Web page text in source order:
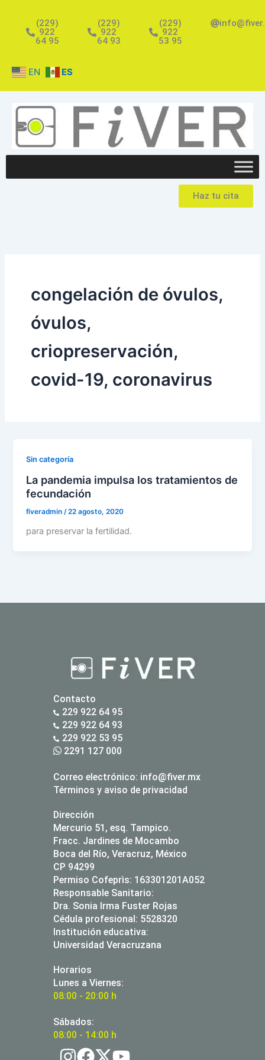
contenido
(229)
922
64 95
(229)
922
64 93
(229)
922
53 95
EN ES
Haz tu cita
congelación de óvulos,
óvulos,
criopreservación,
covid-19, coronavirus
Sin categoría
La pandemia impulsa los tratamientos de
fecundación
fiveradmin/22 agosto, 2020
para preservar la fertilidad.
Contacto
229 922 64 95
229 922 64 93
229 922 53 95
2291 127 000
Correo electrónico: info@fiver.mx
Términos y aviso de privacidad
Dirección
Mercurio 51, esq. Tampico.
Fracc. Jardines de Mocambo
Boca del Río, Veracruz, México
CP 94299
Permiso Cofeprìs: 163301201A052
Responsable Sanitario:
Dra. Sonia Irma Fuster Rojas
Cédula profesional: 5528320
Institución educativa:
Universidad Veracruzana
Horarios
Lunes a Viernes:
08:00 - 20:00 h
Sábados:
08:00 - 14:00 h